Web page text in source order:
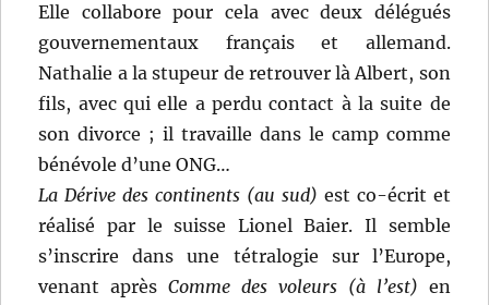
Elle collabore pour cela avec deux délégués
gouvernementaux français et allemand.
Nathalie a la stupeur de retrouver là Albert, son
fils, avec qui elle a perdu contact à la suite de
son divorce ; il travaille dans le camp comme
bénévole d’une ONG…
La Dérive des continents (au sud) est co-écrit et
réalisé par le suisse Lionel Baier. Il semble
s’inscrire dans une tétralogie sur l’Europe,
venant aprèsComme des voleurs (à l’est) en